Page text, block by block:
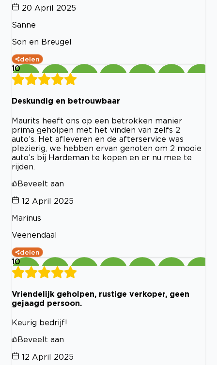
20 April 2025
Sanne
Son en Breugel
delen
10
Deskundig en betrouwbaar
Maurits heeft ons op een betrokken manier
prima geholpen met het vinden van zelfs 2
auto’s. Het afleveren en de afterservice was
plezierig, we hebben ervan genoten om 2 mooie
auto’s bij Hardeman te kopen en er nu mee te
rijden.
Beveelt aan
12 April 2025
Marinus
Veenendaal
delen
10
Vriendelijk geholpen, rustige verkoper, geen
gejaagd persoon.
Keurig bedrijf!
Beveelt aan
12 April 2025